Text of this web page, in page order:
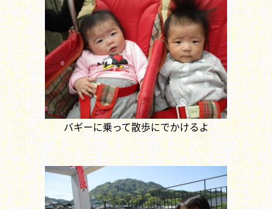
バギーに乗って散歩にでかけるよ